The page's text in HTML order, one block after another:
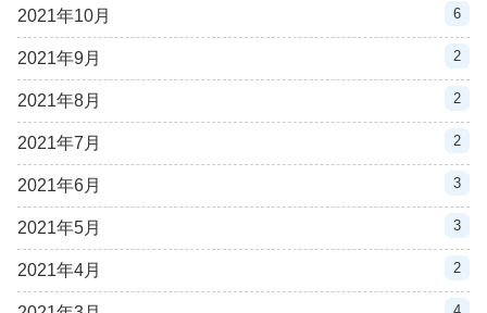
2021年10月 6
2021年9月 2
2021年8月 2
2021年7月 2
2021年6月 3
2021年5月 3
2021年4月 2